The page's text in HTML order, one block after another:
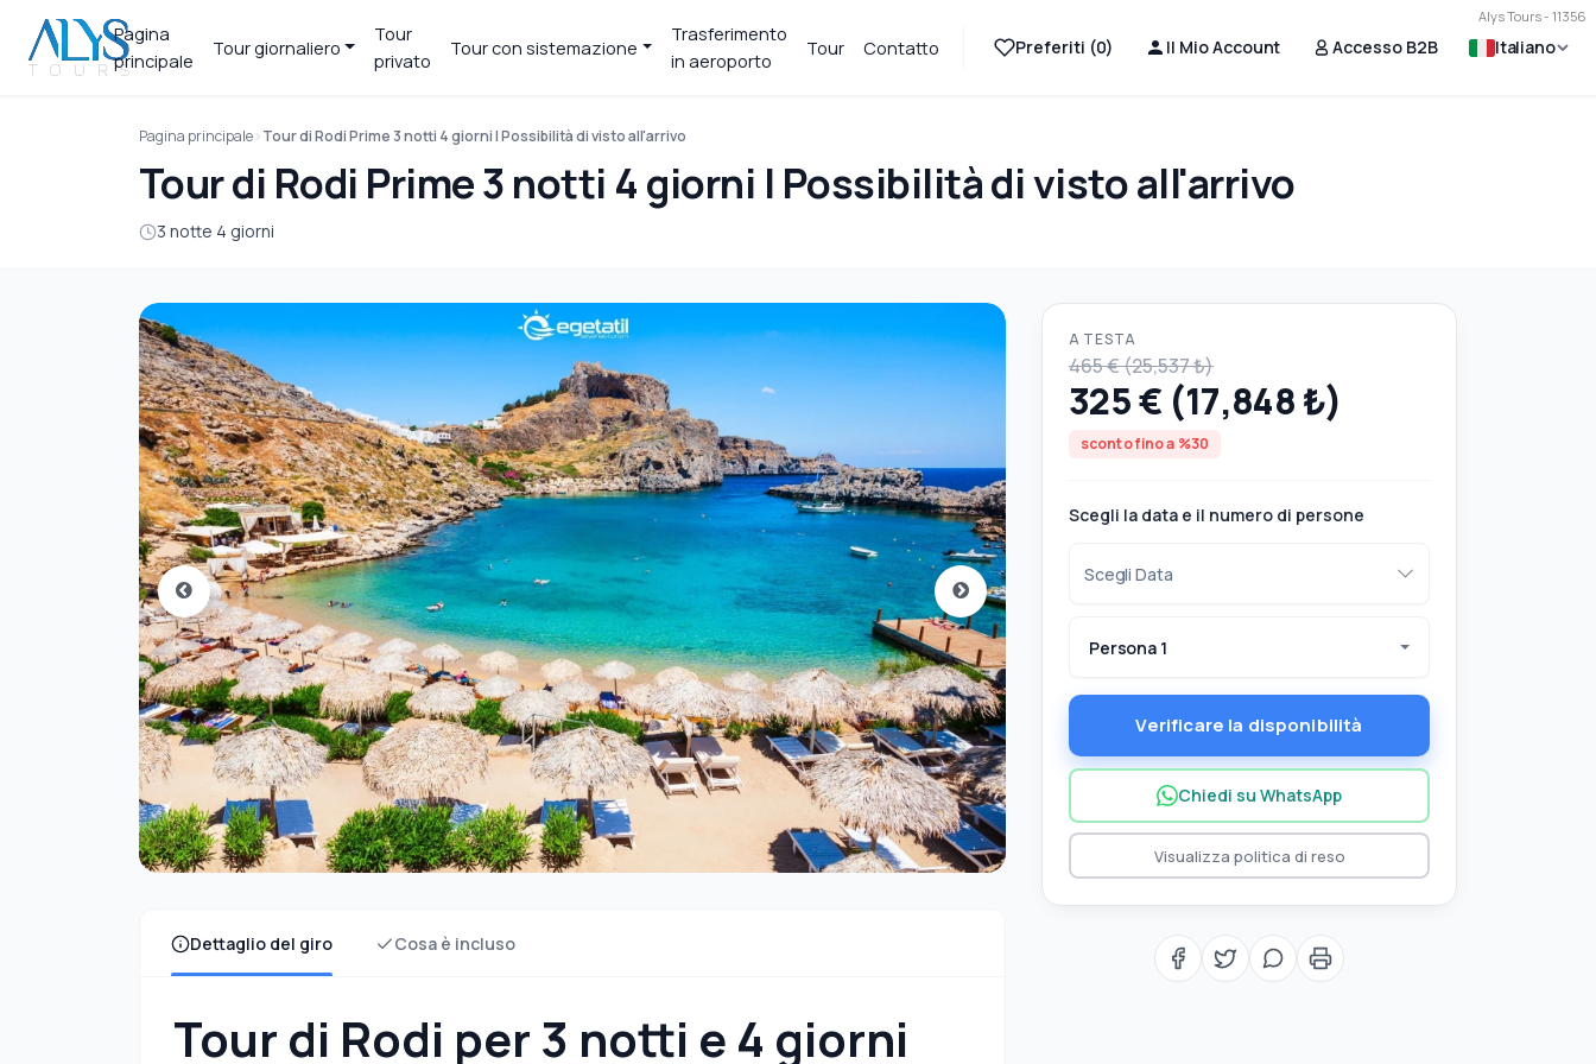
Alys Tours - 11356
Pagina
principale
Tour giornaliero
Tour
privato
Tour con sistemazione
Trasferimento
in aeroporto
Tour Contatto Preferiti (0) Il Mio Account Accesso B2B Italiano
Pagina principale Tour di Rodi Prime 3 notti 4 giorni | Possibilità di visto all'arrivo
Tour di Rodi Prime 3 notti 4 giorni | Possibilità di visto all'arrivo
3 notte 4 giorni
Dettaglio del giro Cosa è incluso
Tour di Rodi per 3 notti e 4 giorni
A TESTA
465 € (25,537 ₺)
325 € (17,848 ₺)
sconto fino a %30
Scegli la data e il numero di persone
Persona 1
Verificare la disponibilità
Chiedi su WhatsApp
Visualizza politica di reso